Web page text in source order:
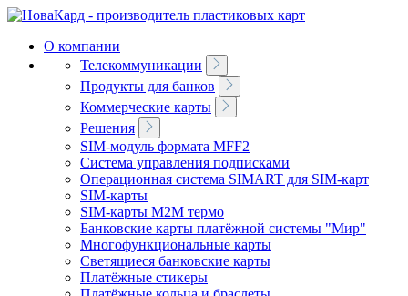
О компании
Телекоммуникации
Продукты для банков
Коммерческие карты
Решения
SIM-модуль формата MFF2
Система управления подписками
Операционная система SIMART для SIM-карт
SIM-карты
SIM-карты M2M термо
Банковские карты платёжной системы "Мир"
Многофункциональные карты
Светящиеся банковские карты
Платёжные стикеры